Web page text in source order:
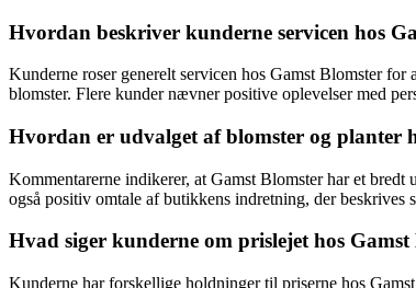
Hvordan beskriver kunderne servicen hos
Kunderne roser generelt servicen hos Gamst Blomster
blomster. Flere kunder nævner positive oplevelser med
Hvordan er udvalget af blomster og planter
Kommentarerne indikerer, at Gamst Blomster har et
også positiv omtale af butikkens indretning, der beskrives
Hvad siger kunderne om prislejet hos Gamst
Kunderne har forskellige holdninger til priserne hos